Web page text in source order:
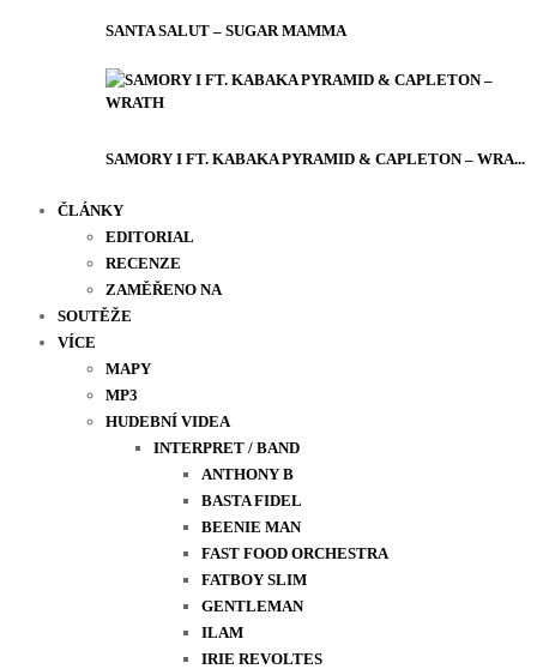
SANTA SALUT – SUGAR MAMMA
SAMORY I FT. KABAKA PYRAMID & CAPLETON – WRA...
ČLÁNKY
EDITORIAL
RECENZE
ZAMĚŘENO NA
SOUTĚŽE
VÍCE
MAPY
MP3
HUDEBNÍ VIDEA
INTERPRET / BAND
ANTHONY B
BASTA FIDEL
BEENIE MAN
FAST FOOD ORCHESTRA
FATBOY SLIM
GENTLEMAN
ILAM
IRIE REVOLTES